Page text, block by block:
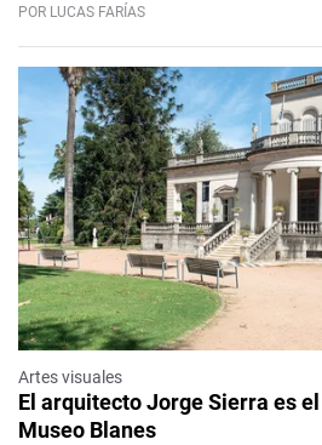
POR LUCAS FARÍAS
Artes visuales
El arquitecto Jorge Sierra es
Museo Blanes